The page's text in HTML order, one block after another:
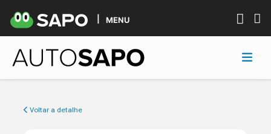
MENU
Voltar a detalhe